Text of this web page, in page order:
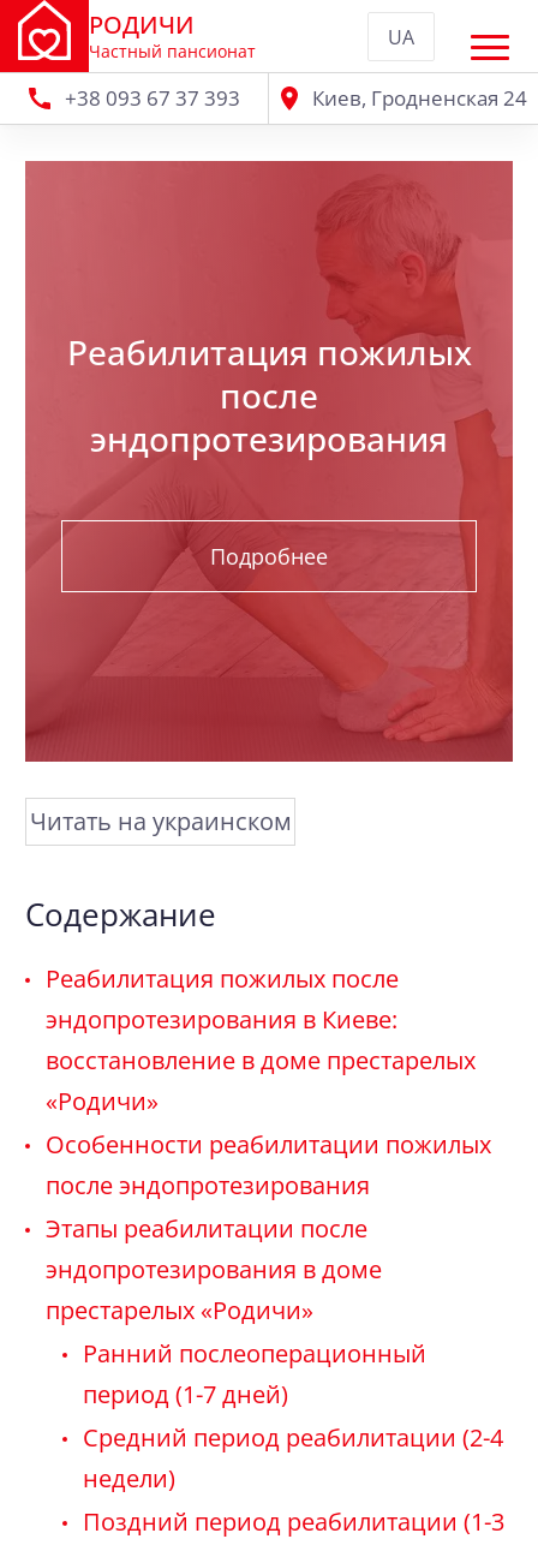
РОДИЧИ
Частный пансионат
UA
+38 093 67 37 393 Киев, Гродненская 24
Реабилитация пожилых
после
эндопротезирования
Подробнее
Читать на украинском
Содержание
Реабилитация пожилых после
эндопротезирования в Киеве:
восстановление в доме престарелых
«Родичи»
Особенности реабилитации пожилых
после эндопротезирования
Этапы реабилитации после
эндопротезирования в доме
престарелых «Родичи»
Ранний послеоперационный
период (1-7 дней)
Средний период реабилитации (2-4
недели)
Поздний период реабилитации (1-3